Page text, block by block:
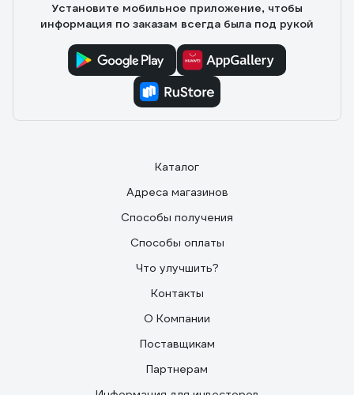
подготовить стену под покраску за 2 слоя (шитрока)
Установите мобильное приложение, чтобы
информация по заказам всегда была под рукой
Каталог
Адреса магазинов
Способы получения
Способы оплаты
Что улучшить?
Контакты
О Компании
Поставщикам
Партнерам